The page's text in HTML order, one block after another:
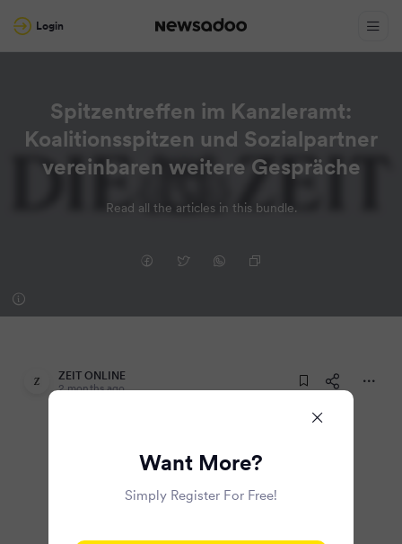
Login
Spitzentreffen im Kanzleramt:
Koalitionsspitzen und Sozialpartner
vereinbaren weitere Gespräche
Read all the articles in this bundle.
ZEIT ONLINE
2 months ago
Want More?
Simply Register For Free!